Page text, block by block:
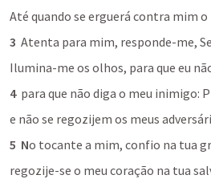
Até quando se erguerá contra mim o
3 Atenta para mim, responde-me,
Ilumina-me os olhos, para que eu
4 para que não diga o meu inimigo:
e não se regozijem os meus
5 No tocante a mim, confio na tua
regozije-se o meu coração na tua